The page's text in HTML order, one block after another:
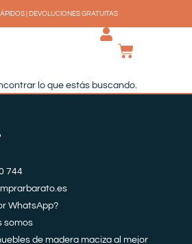
| DEVOLUCIONES GRATUITAS
lo que estás buscando.
744
WhatsApp?
somos
de madera maciza al mejor